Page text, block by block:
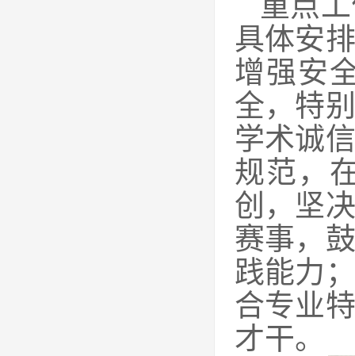
具体安
增强安
全，特
学术诚
规范，
创，坚
赛事，
践能力
合专业
才干。